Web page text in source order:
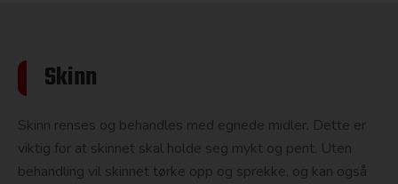
Skinn
Skinn renses og behandles med egnede midler. Dette er
viktig for at skinnet skal holde seg mykt og pent. Uten
behandling vil skinnet tørke opp og sprekke, og kan også